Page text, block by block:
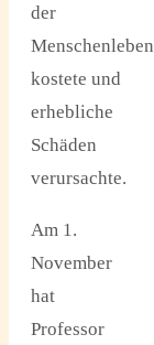
der
Menschenleben
kostete und
erhebliche
Schäden
verursachte.
Am 1.
November
hat
Professor